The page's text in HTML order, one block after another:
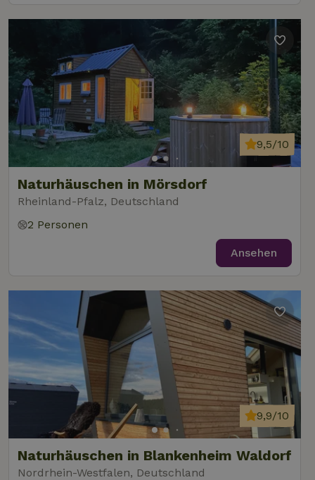
Naturhäuschen in Mörsdorf
Rheinland-Pfalz, Deutschland
9,5/10
2 Personen
Ansehen
Naturhäuschen in Blankenheim Waldorf
Nordrhein-Westfalen, Deutschland
9,9/10